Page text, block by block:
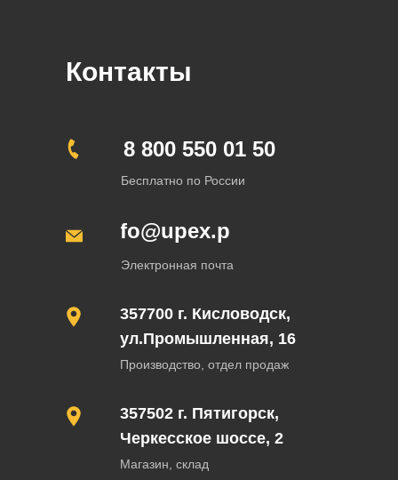
Бесплатно по России
Контакты
8 800 550 01 50
Электронная почта
info@upex.pro
357700 г. Кисловодск,
ул.Промышленная, 16
Производство, отдел продаж
357502 г. Пятигорск,
Черкесское шоссе, 2
Магазин, склад